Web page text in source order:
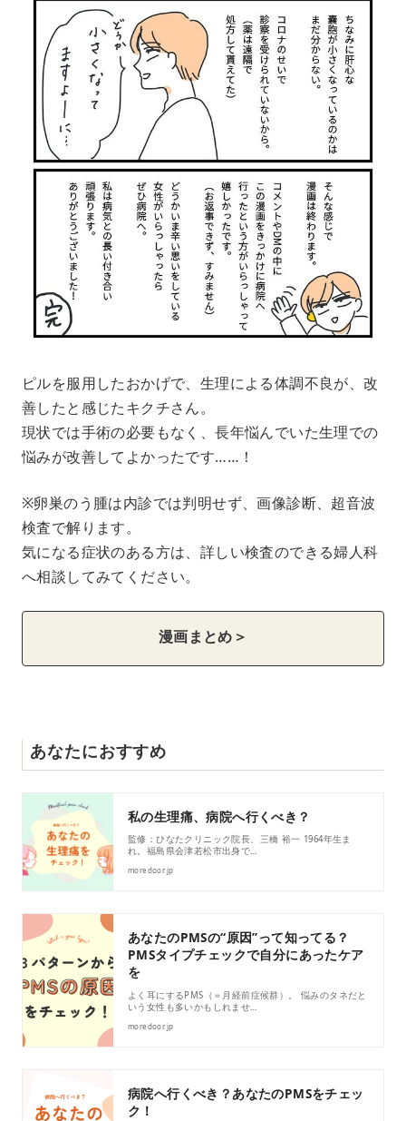
ピルを服用したおかげで、生理による体調不良が、改
善したと感じたキクチさん。
現状では手術の必要もなく、長年悩んでいた生理での
悩みが改善してよかったです……！
※卵巣のう腫は内診では判明せず、画像診断、超音波
検査で解ります。
気になる症状のある方は、詳しい検査のできる婦人科
へ相談してみてください。
漫画まとめ＞
あなたにおすすめ
私の生理痛、病院へ行くべき？
監修：ひなたクリニック院長、三橋 裕一 1964年生ま
れ。福島県会津若松市出身で…
moredoor.jp
あなたのPMSの“原因”って知ってる？
PMSタイプチェックで自分にあったケア
を
よく耳にするPMS（＝月経前症候群）。 悩みのタネだと
いう女性も多いかもしれませ…
moredoor.jp
病院へ行くべき？あなたのPMSをチェッ
ク！